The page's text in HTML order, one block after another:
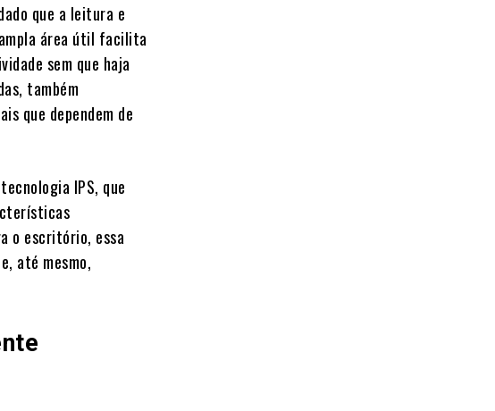
que a leitura e
área útil facilita
sem que haja
também
que dependem de
IPS, que
o escritório, essa
até mesmo,